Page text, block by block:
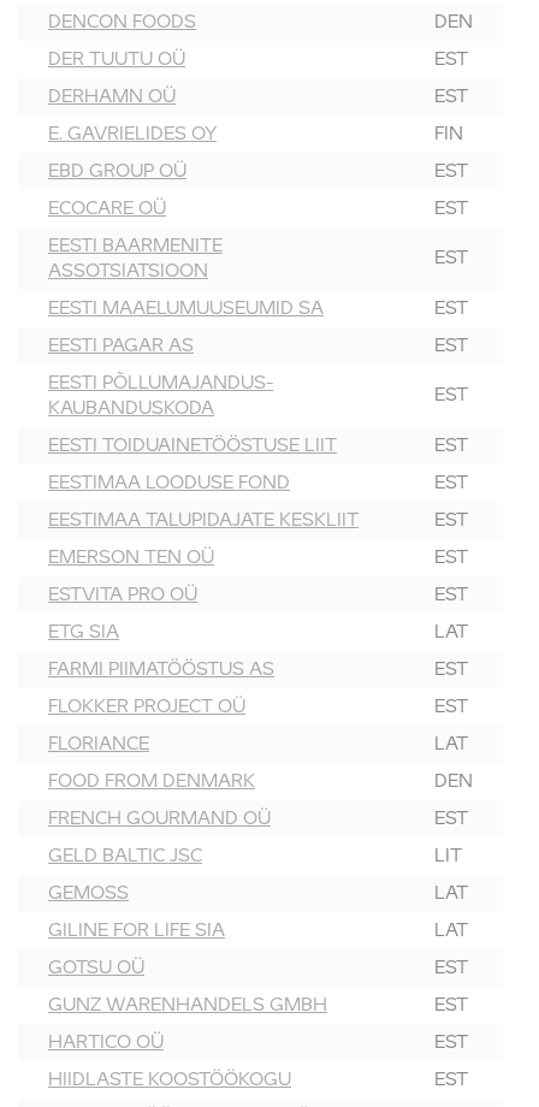
DENCON FOODS DEN
DER TUUTU OÜ EST
DERHAMN OÜ EST
E. GAVRIELIDES OY FIN
EBD GROUP OÜ EST
ECOCARE OÜ EST
EESTI BAARMENITE
ASSOTSIATSIOON
EST
EESTI MAAELUMUUSEUMID SA EST
EESTI PAGAR AS EST
EESTI PÕLLUMAJANDUS-
KAUBANDUSKODA
EST
EESTI TOIDUAINETÖÖSTUSE LIIT EST
EESTIMAA LOODUSE FOND EST
EESTIMAA TALUPIDAJATE KESKLIIT EST
EMERSON TEN OÜ EST
ESTVITA PRO OÜ EST
ETG SIA LAT
FARMI PIIMATÖÖSTUS AS EST
FLOKKER PROJECT OÜ EST
FLORIANCE LAT
FOOD FROM DENMARK DEN
FRENCH GOURMAND OÜ EST
GELD BALTIC JSC LIT
GEMOSS LAT
GILINE FOR LIFE SIA LAT
GOTSU OÜ EST
GUNZ WARENHANDELS GMBH EST
HARTICO OÜ EST
HIIDLASTE KOOSTÖÖKOGU EST